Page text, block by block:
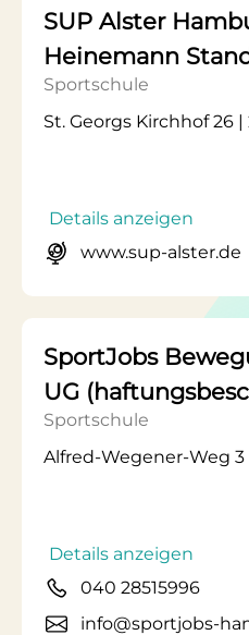
SUP Alster
Heinemann
Sportschule
St. Georgs Kirchhof 26
Details anzeigen
www.sup-alster.de
SportJobs
UG
Sportschule
Alfred-Wegener-Weg
Details anzeigen
040 28515996
info@sportjobs-